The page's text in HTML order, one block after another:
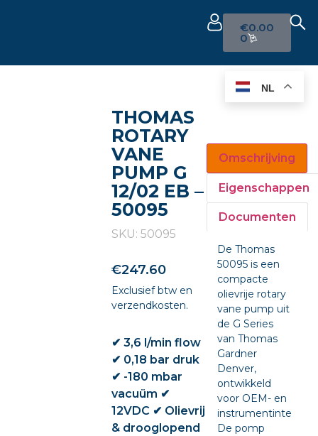
€0.00
0
THOMAS
ROTARY
VANE
PUMP G
12/02 EB –
50095
SKU: 50095
€247.60
Exclusief btw en
verzendkosten.
✔ 3,6 l/min flow
✔ 0,18 bar druk
✔ -180 mbar
vacuüm ✔
12VDC ✔ Olievrij
& drooglopend
Omschrijving
Eigenschappen
Documenten
De Thomas
50095 is een
compacte
olievrije rotary
vane pump uit
de G Series
van Thomas
Gardner
Denver,
ontwikkeld
voor OEM- en
De pomp
NL